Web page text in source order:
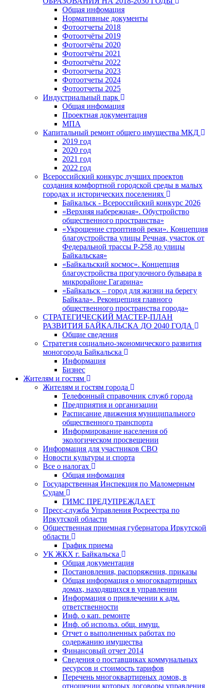
Общая инфомация
Нормативные документы
Фотоотчеты 2018
Фотоотчёты 2019
Фотоотчёты 2020
Фотоотчёты 2021
Фотоотчёты 2022
Фотоотчеты 2023
Фотоотчеты 2024
Фотоотчеты 2025
Индустриальный парк
Общая инфомация
Проектная документация
МПА
Капитальный ремонт общего имущества МКД
2019 год
2020 год
2021 год
2022 год
Всероссийский конкурс лучших проектов
создания комфортной городской среды в малых
городах и исторических поселениях
Байкальск - Всероссийский конкурс 2026
«Верхняя набережная». Обустройство
общественного пространства»
«Укрощение строптивой реки». Концепция
благоустройства улицы Речная, участок от
Федеральной трассы Р-258 до улицы
Байкальская»
«Байкальский космос». Концепция
благоустройства прогулочного бульвара в
микрорайоне Гагарина»
«Байкальск – город для жизни на берегу
Байкала». Реконцепция главного
общественного пространства города»
СТРАТЕГИЧЕСКИЙ МАСТЕР-ПЛАН
РАЗВИТИЯ БАЙКАЛЬСКА ДО 2040 ГОДА
Общие сведения
Стратегия социально-экономического развития
моногорода Байкальска
Информация
Бизнес
Жителям и гостям
Жителям и гостям города
Телефонный справочник служб города
Предприятия и организации
Расписание движения муниципального
общественного транспорта
Информирование населения об
экологическом просвещении
Информация для участников СВО
Новости культуры и спорта
Все о налогах
Общая инфомация
Государственная Инспекция по Маломерным
Судам
ГИМС ПРЕДУПРЕЖДАЕТ
Пресс-служба Управления Росреестра по
Иркутской области
Общественная приемная губернатора Иркутской
области
График приема
УК ЖКХ г. Байкальска
Общая документация
Постановления, распоряжения, приказы
Общая информация о многоквартирных
домах, находящихся в управлении
Информация о привлечении к адм.
ответственности
Инф. о кап. ремонте
Инф. об использ. общ. имущ.
Отчет о выполненных работах по
содержанию имущества
Финансовый отчет 2014
Сведения о поставщиках коммунальных
ресурсов и стоимость тарифов
Перечень многоквартирных домов, в
отношении которых договоры управления